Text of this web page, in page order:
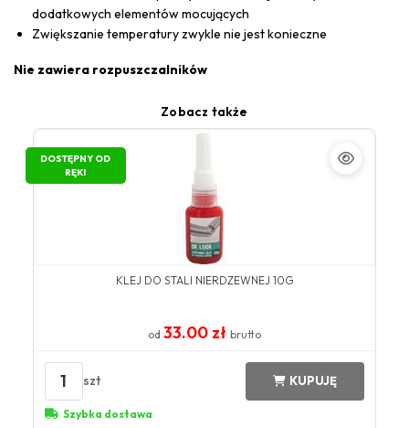
dodatkowych elementów mocujących
Zwiększanie temperatury zwykle nie jest konieczne
Nie zawiera rozpuszczalników
Zobacz także
DOSTĘPNY OD
RĘKI
KLEJ DO STALI NIERDZEWNEJ 10G
od 33.00 zł brutto
1 szt KUPUJĘ
Szybka dostawa